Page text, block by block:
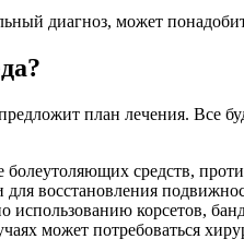
диагноз, может
план лечения. Все
средств,
восстановления
использованию корсетов,
может потребоваться